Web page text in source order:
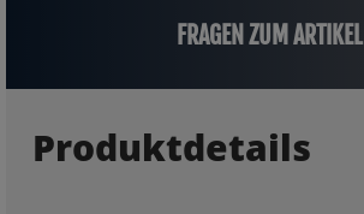
FRAGEN ZUM ARTIKEL
Produktdetails